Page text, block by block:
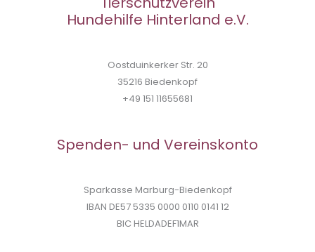
Hundehilfe Hinterland e.V.
Oostduinkerker Str. 20
35216 Biedenkopf
+49 151 11655681
Spenden- und Vereinskonto
Sparkasse Marburg-Biedenkopf
IBAN DE57 5335 0000 0110 0141 12
BIC HELDADEF1MAR